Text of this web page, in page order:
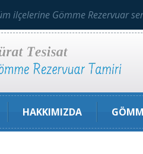
ilçelerine Gömme Rezervuar
HAKKIMIZDA